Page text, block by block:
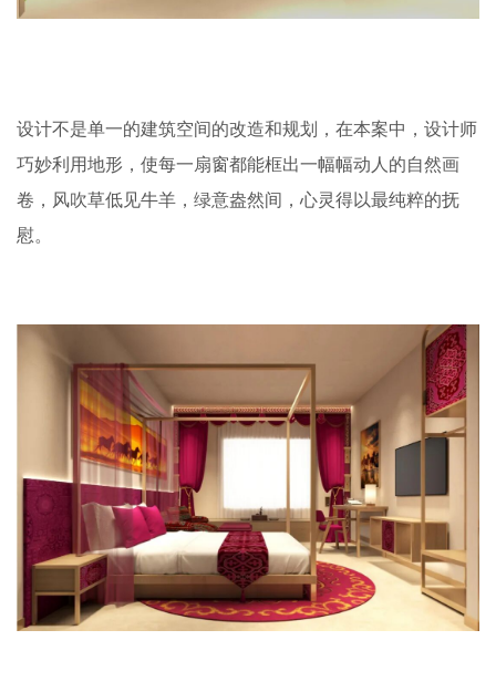
设计不是单一的建筑空间的改造和规划，在本案中，设计师
巧妙利用地形，使每一扇窗都能框出一幅幅动人的自然画
卷，风吹草低见牛羊，绿意盎然间，心灵得以最纯粹的抚
慰。